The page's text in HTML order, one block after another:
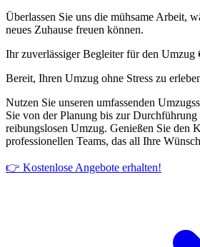
Überlassen Sie uns die mühsame Arbeit,
neues Zuhause freuen können.
Ihr zuverlässiger Begleiter für den Umzug
Bereit, Ihren Umzug ohne Stress zu
Nutzen Sie unseren umfassenden
Sie von der Planung bis zur Durchführung
reibungslosen Umzug. Genießen Sie den
professionellen Teams, das all Ihre
👉 Kostenlose Angebote erhalten!